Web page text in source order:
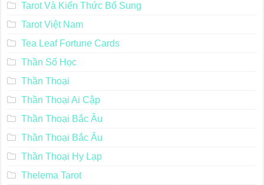
Tarot Và Kiến Thức Bổ Sung
Tarot Việt Nam
Tea Leaf Fortune Cards
Thần Số Học
Thần Thoại
Thần Thoại Ai Cập
Thần Thoại Bắc Âu
Thần Thoại Bắc Âu
Thần Thoại Hy Lạp
Thelema Tarot